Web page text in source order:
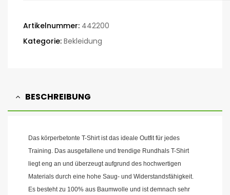
Artikelnummer: 442200
Kategorie: Bekleidung
BESCHREIBUNG
Das körperbetonte T-Shirt ist das ideale Outfit für jedes
Training. Das ausgefallene und trendige Rundhals T-Shirt
liegt eng an und überzeugt aufgrund des hochwertigen
Materials durch eine hohe Saug- und Widerstandsfähigkeit.
Es besteht zu 100% aus Baumwolle und ist demnach sehr